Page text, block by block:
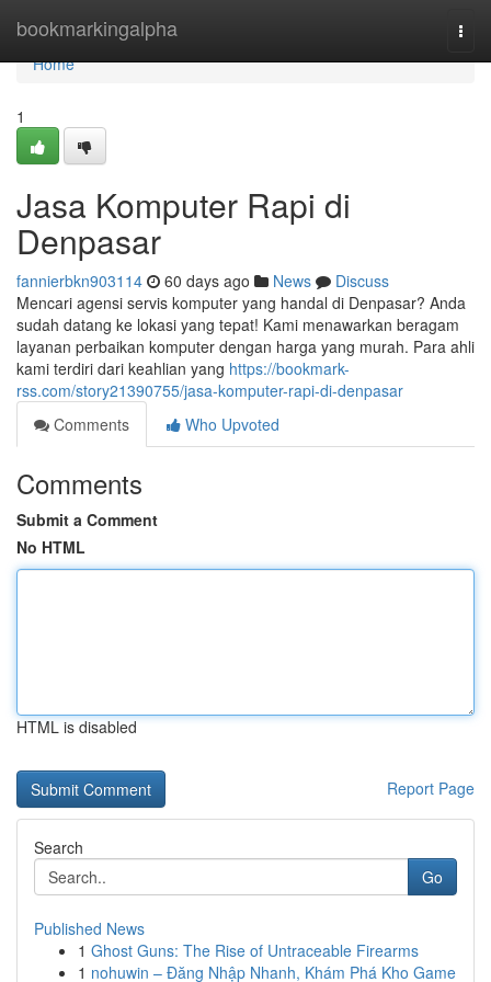
bookmarkingalpha
Home
Home
1
Jasa Komputer Rapi di
Denpasar
fannierbkn903114 60 days ago News
Discuss
Mencari agensi servis komputer yang handal di Denpasar? Anda
sudah datang ke lokasi yang tepat! Kami menawarkan beragam
layanan perbaikan komputer dengan harga yang murah. Para ahli
kami terdiri dari keahlian yang https://bookmark-
rss.com/story21390755/jasa-komputer-rapi-di-denpasar
Comments
Who Upvoted
Comments
Submit a Comment
No HTML
HTML is disabled
Report Page
Search
Go
Published News
1 Ghost Guns: The Rise of Untraceable Firearms
1 nohuwin – Đăng Nhập Nhanh, Khám Phá Kho Game